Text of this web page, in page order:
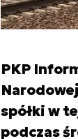
PKP
spółki w
podczas